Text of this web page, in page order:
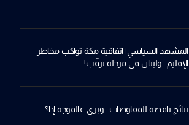
المشهد السياسي| اتفاقية مكة تواكب مخاطر
الإقليم.. ولبنان في مرحلة ترقّب!
نتائج ناقصة للمفاوضات.. وبري عالموجة إذا؟